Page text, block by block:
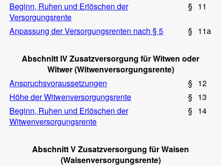
Beginn, Ruhen und Erlöschen der
Versorgungsrente
§ 11
Anpassung der Versorgungsrenten nach § 5 § 11a
Abschnitt IV Zusatzversorgung für Witwen oder
Witwer (Witwenversorgungsrente)
Anspruchsvoraussetzungen
§ 12
Höhe der Witwenversorgungsrente
§ 13
Beginn, Ruhen und Erlöschen der
Witwenversorgungsrente
§ 14
Abschnitt V Zusatzversorgung für Waisen
(Waisenversorgungsrente)